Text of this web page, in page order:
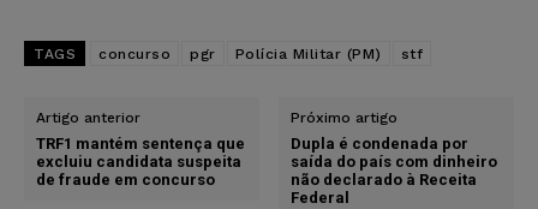
TAGS concurso pgr Polícia Militar (PM) stf
Artigo anterior
TRF1 mantém sentença que
excluiu candidata suspeita
de fraude em concurso
Próximo artigo
Dupla é condenada por
saída do país com dinheiro
não declarado à Receita
Federal